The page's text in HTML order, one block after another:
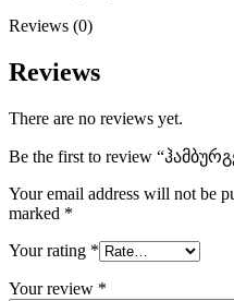
Reviews (0)
Reviews
There are no reviews yet.
Be the first to review
Your email address will not be
marked *
Your rating *
Your review *